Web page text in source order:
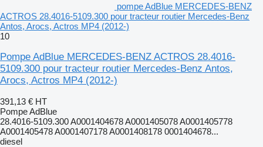
pompe AdBlue MERCEDES-BENZ
ACTROS 28.4016-5109.300 pour tracteur routier Mercedes-Benz
Antos, Arocs, Actros MP4 (2012-)
10
Pompe AdBlue MERCEDES-BENZ ACTROS 28.4016-
5109.300 pour tracteur routier Mercedes-Benz Antos,
Arocs, Actros MP4 (2012-)
391,13 € HT
Pompe AdBlue
28.4016-5109.300 A0001404678 A0001405078 A0001405778
A0001405478 A0001407178 A0001408178 0001404678...
diesel